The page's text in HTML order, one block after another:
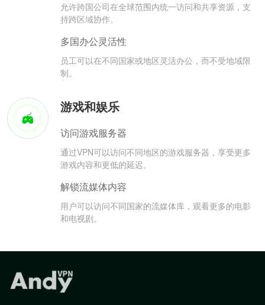
允许跨国公司在全球范围内统一访问和共享资源，支
持跨区域协作。
多国办公灵活性
员工可以在不同国家或地区灵活办公，而不受地域限
制。
游戏和娱乐
访问游戏服务器
通过VPN可以访问不同地区的游戏服务器，享受更多
游戏内容和更低的延迟。
解锁流媒体内容
用户可以访问不同国家的流媒体库，观看更多的电影
和电视剧。